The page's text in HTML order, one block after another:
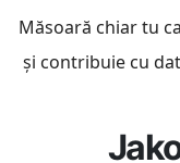
Măsoară chiar tu
și contribuie cu